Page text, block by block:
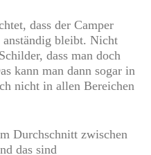
dass der Camper
bleibt. Nicht
dass man doch
kann man dann sogar in
nicht in allen Bereichen
Durchschnitt zwischen
das sind